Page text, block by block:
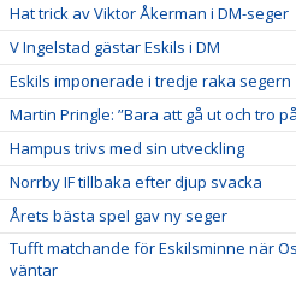
Hat trick av Viktor Åkerman i DM-seger
V Ingelstad gästar Eskils i DM
Eskils imponerade i tredje raka segern
Martin Pringle: ”Bara att gå ut och tro
Hampus trivs med sin utveckling
Norrby IF tillbaka efter djup svacka
Årets bästa spel gav ny seger
Tufft matchande för Eskilsminne när
väntar